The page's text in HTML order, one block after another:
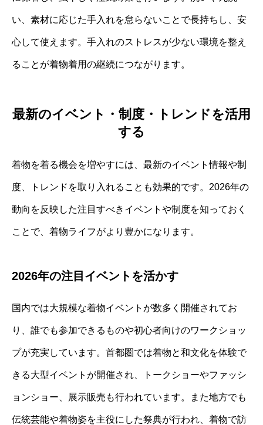
い、素材に応じた手入れを怠らないことで長持ちし、安
心して使えます。手入れのストレスが少ない環境を整え
ることが着物着用の継続につながります。
最新のイベント・制度・トレンドを活用
する
着物を着る機会を増やすには、最新のイベント情報や制
度、トレンドを取り入れることも効果的です。2026年の
動向を反映した注目すべきイベントや制度を知っておく
ことで、着物ライフがより豊かになります。
2026年の注目イベントを活かす
国内では大規模な着物イベントが数多く開催されてお
り、誰でも参加できるものや初心者向けのワークショッ
プが充実しています。首都圏では着物と和文化を体験で
きる大型イベントが開催され、トークショーやファッシ
ョンショー、展示販売も行われています。また地方でも
伝統芸能や着物姿を主役にした祭典が行われ、着物で訪